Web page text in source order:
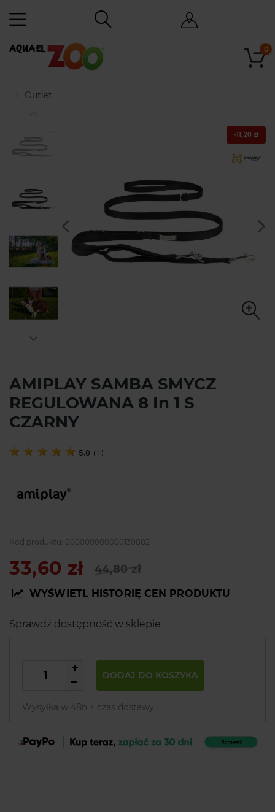
0
Outlet
-11,20 zł
AMIPLAY SAMBA SMYCZ
REGULOWANA 8 In 1 S
CZARNY
5.0 ( 1 )
Kod produktu: 000000000000130882
33,60 zł 44,80 zł
WYŚWIETL HISTORIĘ CEN PRODUKTU
Sprawdź dostępność w sklepie
DODAJ DO KOSZYKA
Wysyłka w 48h + czas dostawy